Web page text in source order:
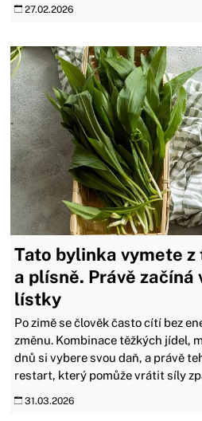
27.02.2026
Tato bylinka vymete
a plísně. Právě
lístky
Po zimě se člověk často cítí bez
změnu. Kombinace těžkých jídel,
dnů si vybere svou daň, a právě
restart, který pomůže vrátit síly
31.03.2026